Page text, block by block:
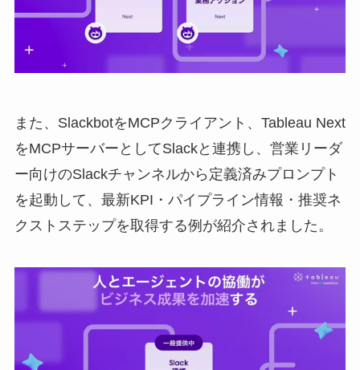
また、SlackbotをMCPクライアント、Tableau Next
をMCPサーバーとしてSlackと連携し、営業リーダ
ー向けのSlackチャンネルから定義済みプロンプト
を起動して、最新KPI・パイプライン情報・推奨ネ
クストステップを取得する例が紹介されました。